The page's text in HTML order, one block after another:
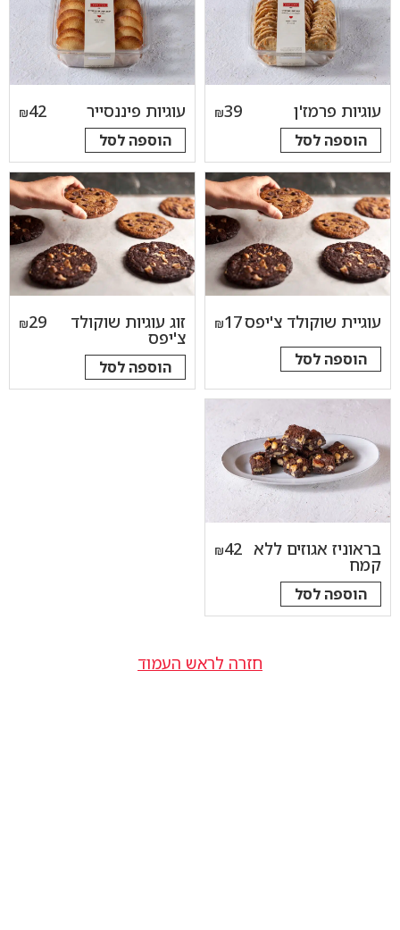
עוגיות פרמז'ן 39
₪
הוספה לסל
עוגיות פיננסייר 42
₪
הוספה לסל
עוגיית שוקולד צ'יפס17
₪
הוספה לסל
זוג עוגיות שוקולד
צ'יפס
29
₪
הוספה לסל
בראוניז אגוזים ללא
קמח
42
₪
הוספה לסל
חזרה לראש העמוד